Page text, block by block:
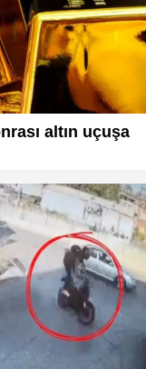
altın uçuşa